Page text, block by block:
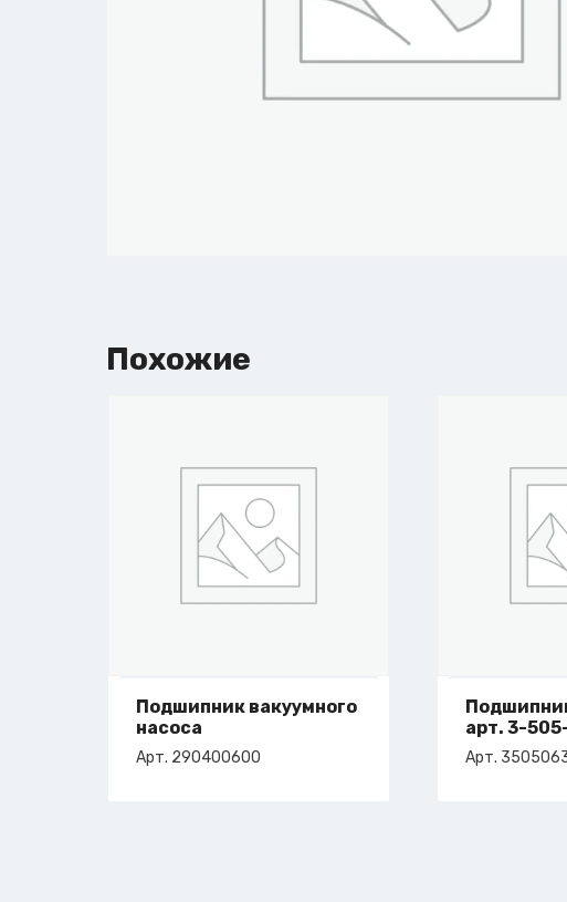
Похожие
Подшипник вакуумного
насоса
Арт. 290400600
арт. 3-
Арт.